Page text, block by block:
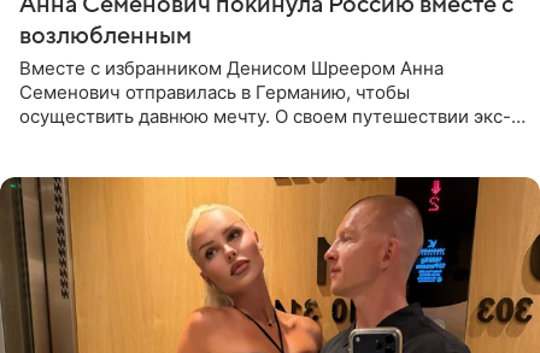
возлюбленным
Вместе с избранником Денисом Шреером Анна
Семенович отправилась в Германию, чтобы
осуществить давнюю мечту. О своем путешествии экс-